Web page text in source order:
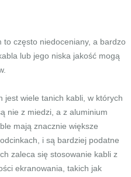
to często niedoceniany, a bardzo
lub jego niska jakość mogą
jest wiele tanich kabli, w których
nie z miedzi, a z aluminium
mają znacznie większe
i są bardziej podatne
zaleca się stosowanie kabli z
ekranowania, takich jak